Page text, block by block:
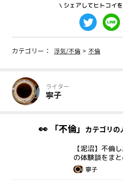
\ シェアしてヒトコイ
カテゴリー： 浮気/不倫 > 不倫
ライター
寧子
👀 「不倫」 カテゴリの
【泥沼】不倫
の体験談をま
寧子